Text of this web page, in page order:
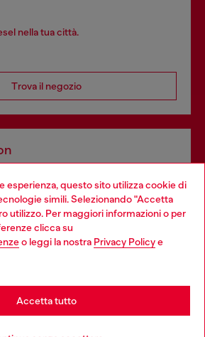
esperienza, questo sito utilizza cookie di
simili. Selezionando "Accetta
utilizzo. Per maggiori informazioni o per
clicca su
o leggi la nostra Privacy Policye
Accetta tutto
nella tua città.
Trova il negozio
che sostiene progetti concreti per
ed emergenze in tutto il mondo.
Italia website, but it seems you may